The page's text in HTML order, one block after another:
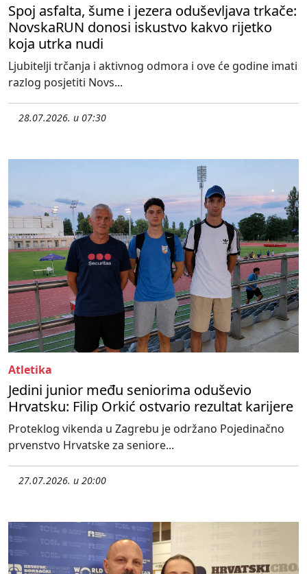
Spoj asfalta, šume i jezera oduševljava trkače:
NovskaRUN donosi iskustvo kakvo rijetko
koja utrka nudi
Ljubitelji trčanja i aktivnog odmora i ove će godine imati
razlog posjetiti Novs...
28.07.2026. u 07:30
Atletika
Jedini junior među seniorima oduševio
Hrvatsku: Filip Orkić ostvario rezultat karijere
Proteklog vikenda u Zagrebu je održano Pojedinačno
prvenstvo Hrvatske za seniore...
27.07.2026. u 20:00